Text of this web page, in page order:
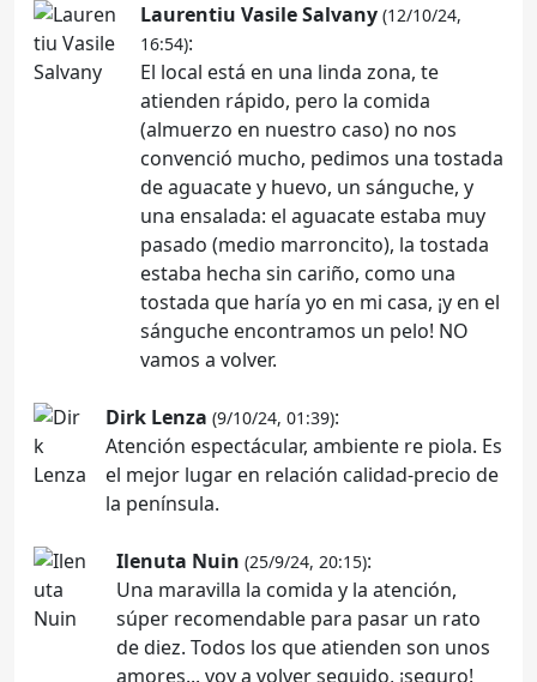
Laurentiu Vasile Salvany (12/10/24,
16:54):
El local está en una linda zona, te
atienden rápido, pero la comida
(almuerzo en nuestro caso) no nos
convenció mucho, pedimos una tostada
de aguacate y huevo, un sánguche, y
una ensalada: el aguacate estaba muy
pasado (medio marroncito), la tostada
estaba hecha sin cariño, como una
tostada que haría yo en mi casa, ¡y en el
sánguche encontramos un pelo! NO
vamos a volver.
Dirk Lenza (9/10/24, 01:39):
Atención espectácular, ambiente re piola. Es
el mejor lugar en relación calidad-precio de
la península.
Ilenuta Nuin (25/9/24, 20:15):
Una maravilla la comida y la atención,
súper recomendable para pasar un rato
de diez. Todos los que atienden son unos
amores... voy a volver seguido, ¡seguro!